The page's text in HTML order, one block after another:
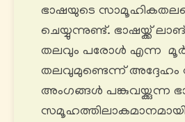
ഭാഷയുടെ
ചെയ്യുന്നുണ്ട്. ഭാഷയ്ക്ക്
തലവും പരോൾ എന്ന
തലവുമുണ്ടെന്ന്
അംഗങ്ങൾ
സമൂഹത്തിലാകമാനമായി